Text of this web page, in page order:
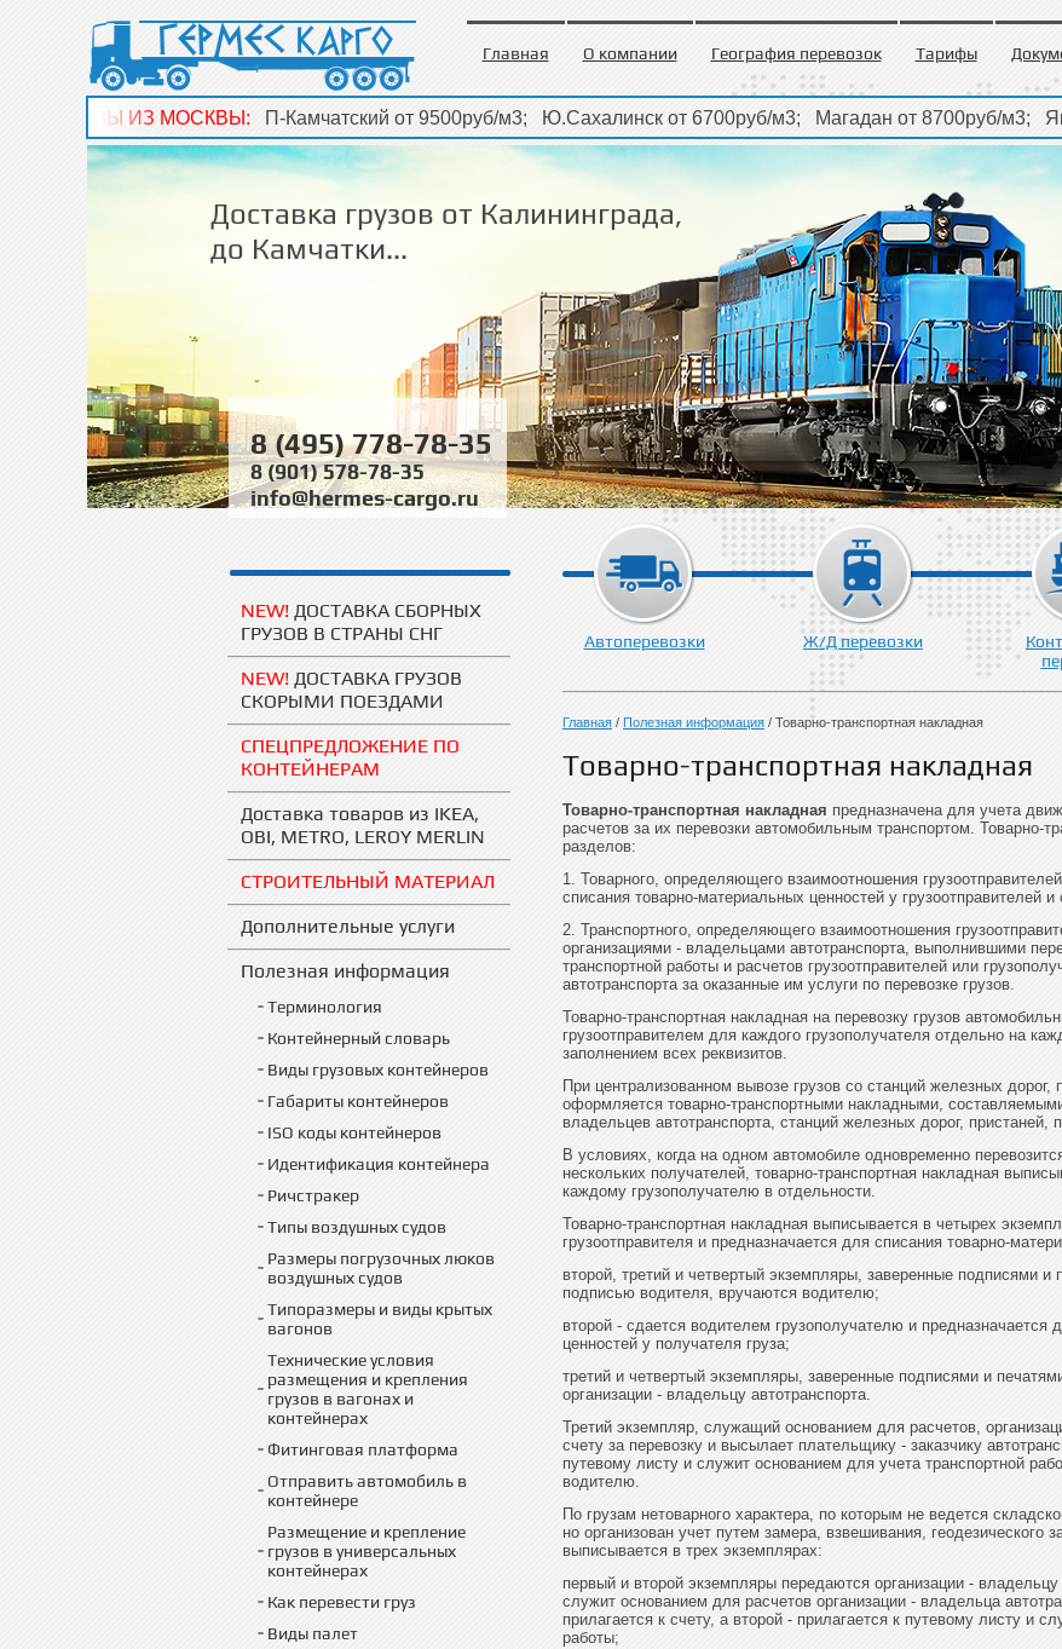
ИЗ МОСКВЫ:П-Камчатский от 9500руб/м3; Ю.Сахалинск от 6700руб/м3; Магадан от 8700руб/м3; Якутск
ИЗ МОСКВЫ:П-Камчатский от 9500руб/м3; Ю.Сахалинск от 6700руб/м3; Магадан от 8700руб/м3; Якутск
Главная О компании География перевозок Тарифы
Доставка грузов от Калининграда,
до Камчатки...
8 (495) 778-78-35
8 (901) 578-78-35
info@hermes-cargo.ru
NEW! ДОСТАВКА СБОРНЫХ
ГРУЗОВ В СТРАНЫ СНГ
NEW! ДОСТАВКА ГРУЗОВ
СКОРЫМИ ПОЕЗДАМИ
СПЕЦПРЕДЛОЖЕНИЕ ПО
КОНТЕЙНЕРАМ
Доставка товаров из IKEA,
OBI, METRO, LEROY MERLIN
СТРОИТЕЛЬНЫЙ МАТЕРИАЛ
Дополнительные услуги
Полезная информация
Терминология
Контейнерный словарь
Виды грузовых контейнеров
Габариты контейнеров
ISO коды контейнеров
Идентификация контейнера
Ричстракер
Типы воздушных судов
Размеры погрузочных люков
воздушных судов
Типоразмеры и виды крытых
вагонов
Технические условия
размещения и крепления
грузов в вагонах и
контейнерах
Фитинговая платформа
Отправить автомобиль в
контейнере
Размещение и крепление
грузов в универсальных
контейнерах
Как перевести груз
Виды палет
Автоперевозки Ж/Д перевозки
Главная / Полезная информация / Товарно-транспортная накладная
Товарно-транспортная накладная
Товарно-транспортная накладная предназначена для учета
расчетов за их перевозки автомобильным транспортом. Товарно-
разделов:
1. Товарного, определяющего взаимоотношения
списания товарно-материальных ценностей у грузоотправителей
2. Транспортного, определяющего взаимоотношения
организациями - владельцами автотранспорта, выполнившими
транспортной работы и расчетов грузоотправителей или
автотранспорта за оказанные им услуги по перевозке грузов.
Товарно-транспортная накладная на перевозку грузов
грузоотправителем для каждого грузополучателя отдельно на
заполнением всех реквизитов.
При централизованном вывозе грузов со станций железных дорог,
оформляется товарно-транспортными накладными,
владельцев автотранспорта, станций железных дорог, пристаней,
В условиях, когда на одном автомобиле одновременно
нескольких получателей, товарно-транспортная накладная
каждому грузополучателю в отдельности.
Товарно-транспортная накладная выписывается в четырех
грузоотправителя и предназначается для списания товарно-
второй, третий и четвертый экземпляры, заверенные подписями и
подписью водителя, вручаются водителю;
второй - сдается водителем грузополучателю и предназначается
ценностей у получателя груза;
третий и четвертый экземпляры, заверенные подписями и
организации - владельцу автотранспорта.
Третий экземпляр, служащий основанием для расчетов,
счету за перевозку и высылает плательщику - заказчику
путевому листу и служит основанием для учета транспортной
водителю.
По грузам нетоварного характера, по которым не ведется
но организован учет путем замера, взвешивания, геодезического
выписывается в трех экземплярах:
первый и второй экземпляры передаются организации -
служит основанием для расчетов организации - владельца
прилагается к счету, а второй - прилагается к путевому листу и
работы;